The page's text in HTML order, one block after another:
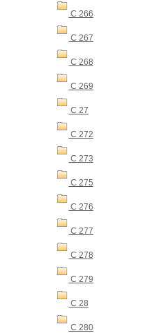
C 266
C 267
C 268
C 269
C 27
C 272
C 273
C 275
C 276
C 277
C 278
C 279
C 28
C 280